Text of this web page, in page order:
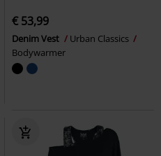
€ 53,99
Denim Vest
Urban Classics
Bodywarmer